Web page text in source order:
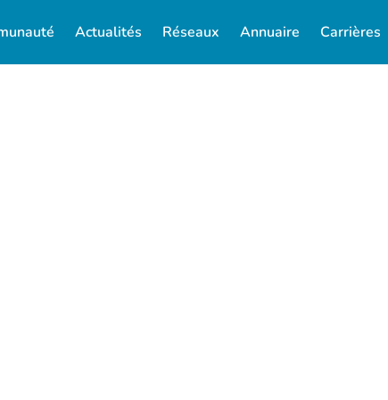
Actualités Réseaux Annuaire Carrières